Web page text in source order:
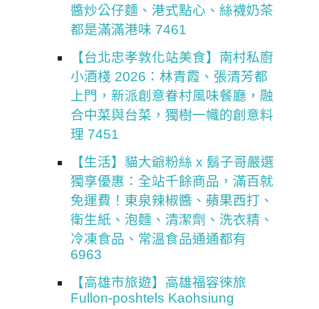
醬炒公仔麵、港式點心、絲襪奶茶
都是滿滿港味 7461
【台北忠孝敦化站美食】南村私廚
小酒棧 2026：林青霞、張清芳都
上門，新派創意眷村風味餐廳，融
合中菜與台菜，獨樹一幟的創意料
理 7451
【生活】貓大爺粉絲 x 鬍子哥嚴選
獨享優惠：全站千餘商品，滿百就
免運費！東泉辣椒醬、蘋果西打、
衛生紙、泡麵、清潔劑、洗衣精、
冷凍食品、常溫食品通通都有
6963
【高雄市旅遊】高雄福容徠旅
Fullon-poshtels Kaohsiung